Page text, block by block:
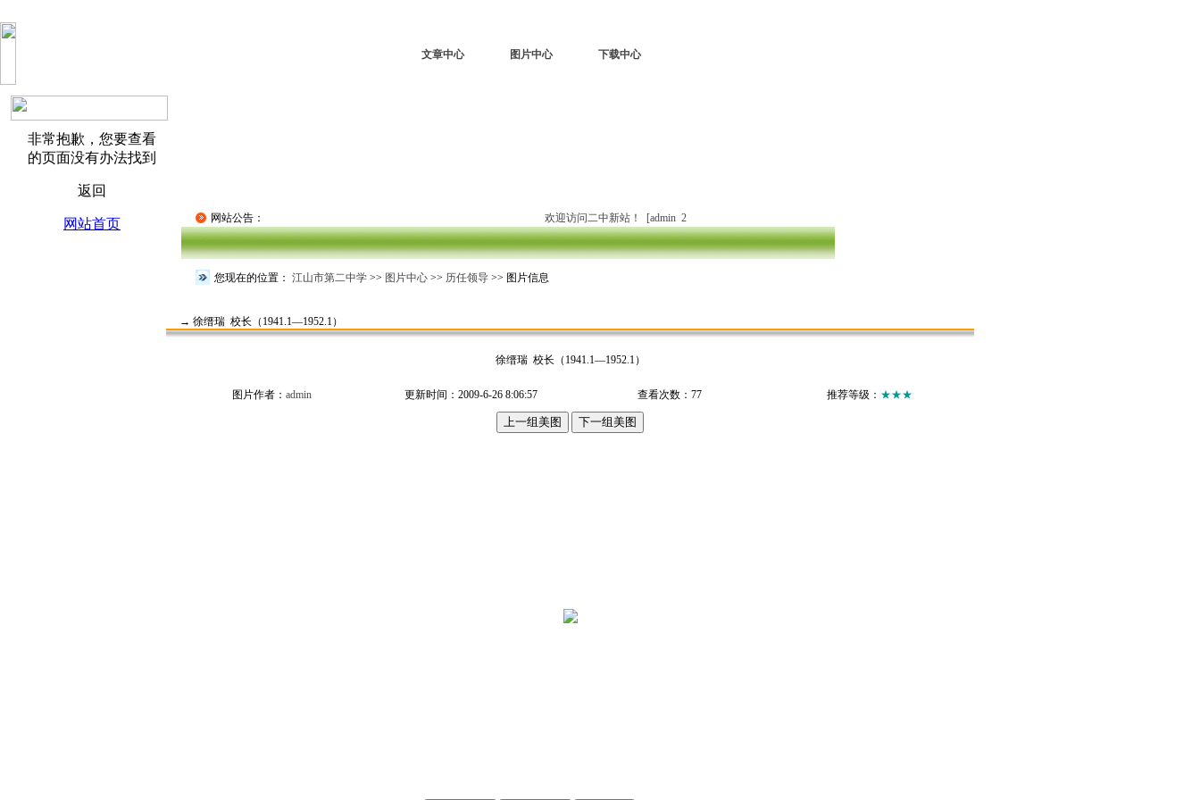
文章中心 图片中心 下载中心
网站公告： 欢迎访问二中新站！ [admin 2009年4月5日]
您现在的位置： 江山市第二中学 >> 图片中心 >> 历任领导 >> 图片信息
→ 徐缙瑞 校长（1941.1—1952.1）
徐缙瑞 校长（1941.1—1952.1）
图片作者： admin 更新时间：2009-6-26 8:06:57 查看次数：77 推荐等级： ★★★